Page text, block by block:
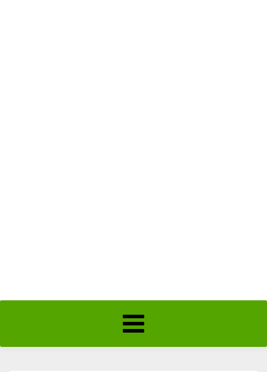
Toggle
navigation